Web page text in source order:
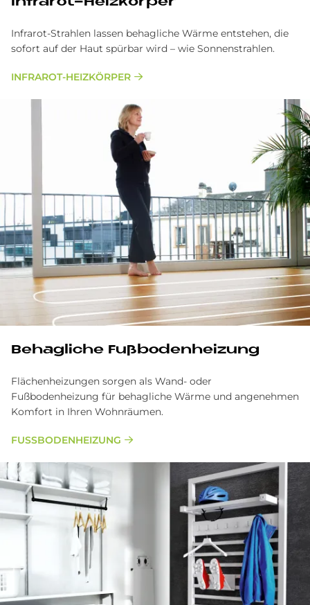
Infrarot-Strahlen lassen behagliche Wärme entstehen, die
sofort auf der Haut spürbar wird – wie Sonnenstrahlen.
INFRAROT-HEIZKÖRPER
Be­hag­li­che Fuß­bo­den­hei­zung
Flächenheizungen sorgen als Wand- oder
Fußbodenheizung für behagliche Wärme und angenehmen
Komfort in Ihren Wohnräumen.
FUSSBODENHEIZUNG